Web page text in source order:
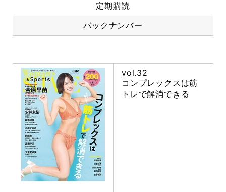
定期購読
バックナンバー
vol.32
コンプレックスは筋
トレで解消できる